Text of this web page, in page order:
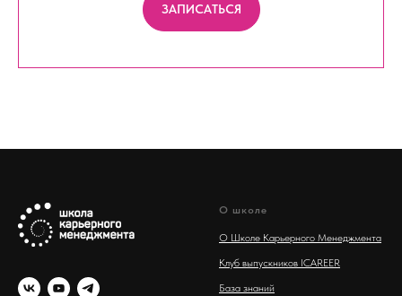
ЗАПИСАТЬСЯ
О школе
О Школе Карьерного Менеджмента
Клуб выпускников ICAREER
База знаний